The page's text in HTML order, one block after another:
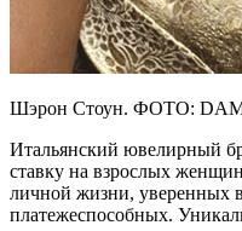
Шэрон Стоун. ФОТО:
Итальянский ювелирный
ставку на взрослых
личной жизни, уверенных
платежеспособных.